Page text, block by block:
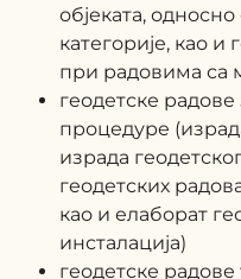
објеката, односно
категорије, као и
при радовима са
геодетске
процедуре
израда
геодетских
као и елаборат
инсталација)
геодетске